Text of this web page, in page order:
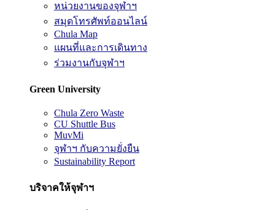
หน่วยงานของจุฬาฯ
สมุดโทรศัพท์ออนไลน์
Chula Map
แผนที่และการเดินทาง
ร่วมงานกับจุฬาฯ
Green University
Chula Zero Waste
CU Shuttle Bus
MuvMi
จุฬาฯ กับความยั่งยืน
Sustainability Report
บริจาคให้จุฬาฯ